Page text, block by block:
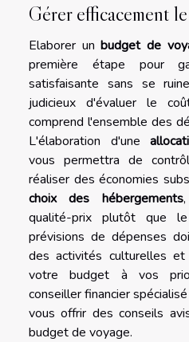
Gérer efficacement
Elaborer unbudget de
première étape pour
satisfaisante sans se
judicieux d'évaluer le
comprend l'ensemble des
L'élaboration d'une
vous permettra de
réaliser des économies
choix des hébergements
qualité-prix plutôt que
prévisions de dépenses
des activités culturelles
votre budget à vos
conseiller financier
vous offrir des conseils
budget de voyage.